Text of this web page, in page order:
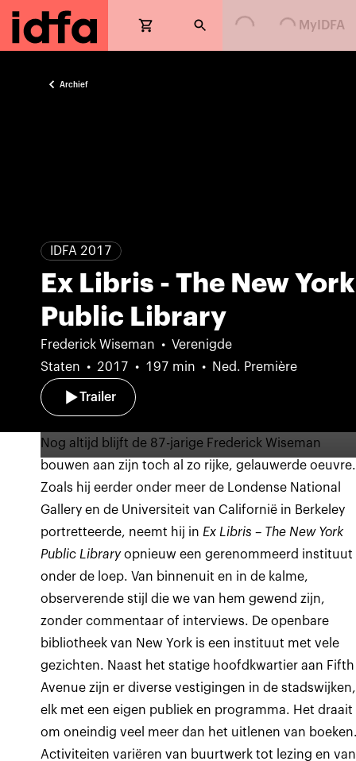
Loading...Loading... MyIDFA
Archief
IDFA 2017
Ex Libris - The New York
Public Library
Frederick Wiseman
Verenigde
Staten
2017 197 min Ned. Première
Trailer
Nog altijd blijft de 87-jarige Frederick Wiseman
bouwen aan zijn toch al zo rijke, gelauwerde oeuvre.
Zoals hij eerder onder meer de Londense National
Gallery en de Universiteit van Californië in Berkeley
portretteerde, neemt hij in Ex Libris – The New York
Public Libraryopnieuw een gerenommeerd instituut
onder de loep. Van binnenuit en in de kalme,
observerende stijl die we van hem gewend zijn,
zonder commentaar of interviews. De openbare
bibliotheek van New York is een instituut met vele
gezichten. Naast het statige hoofdkwartier aan Fifth
Avenue zijn er diverse vestigingen in de stadswijken,
elk met een eigen publiek en programma. Het draait
om oneindig veel meer dan het uitlenen van
Activiteiten variëren van buurtwerk tot lezing en van